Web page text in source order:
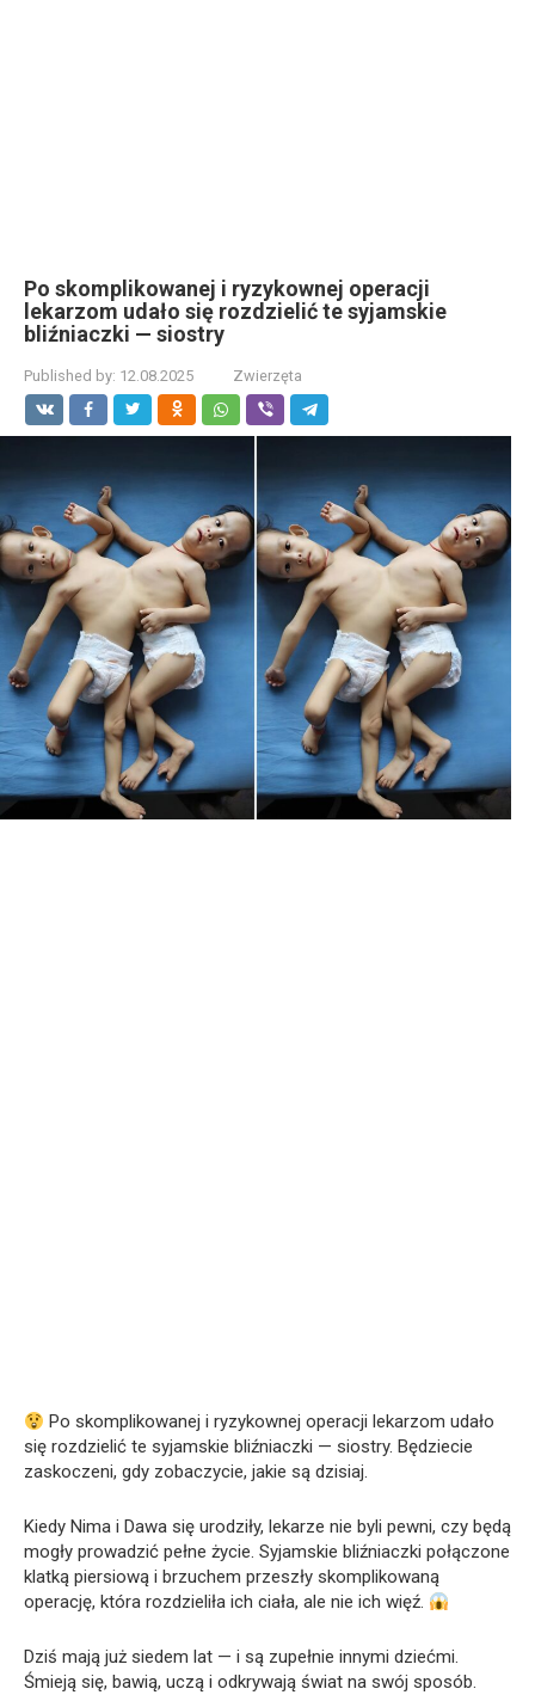
Po skomplikowanej i ryzykownej operacji
lekarzom udało się rozdzielić te syjamskie
bliźniaczki — siostry
Published by: 12.08.2025 Zwierzęta
Po skomplikowanej i ryzykownej operacji lekarzom udało
się rozdzielić te syjamskie bliźniaczki — siostry. Będziecie
zaskoczeni, gdy zobaczycie, jakie są dzisiaj.
Kiedy Nima i Dawa się urodziły, lekarze nie byli pewni, czy będą
mogły prowadzić pełne życie. Syjamskie bliźniaczki połączone
klatką piersiową i brzuchem przeszły skomplikowaną
operację, która rozdzieliła ich ciała, ale nie ich więź.
Dziś mają już siedem lat — i są zupełnie innymi dziećmi.
Śmieją się, bawią, uczą i odkrywają świat na swój sposób.